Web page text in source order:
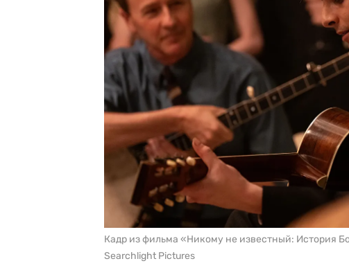
Кадр из фильма «Никому не известный: История
Searchlight Pictures